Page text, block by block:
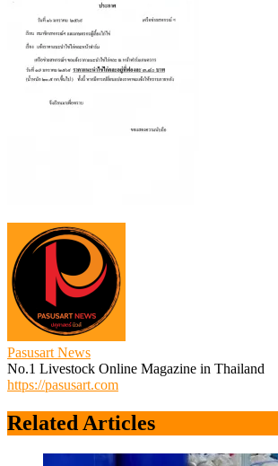
Pasusart News
No.1 Livestock Online Magazine in Thailand
https://pasusart.com
Related Articles